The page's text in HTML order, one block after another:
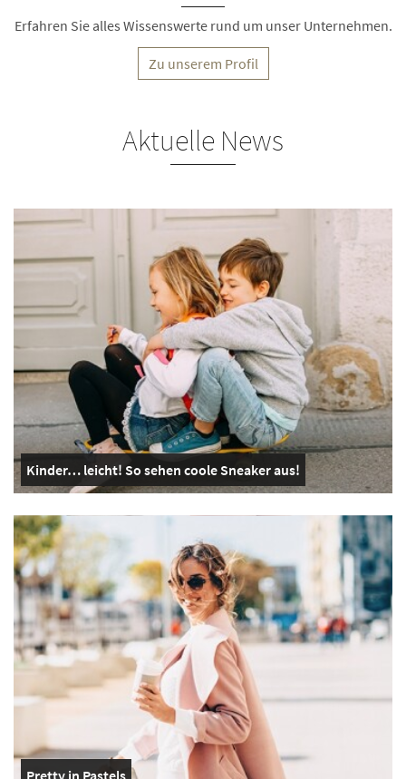
Erfahren Sie alles Wissenswerte rund um unser Unternehmen.
Zu unserem Profil
Aktuelle News
Kinder… leicht! So sehen coole Sneaker aus!
Pretty in Pastels